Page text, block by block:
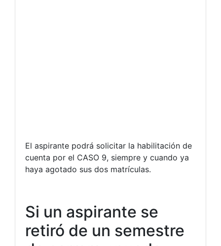
El aspirante podrá solicitar la habilitación de
cuenta por el CASO 9, siempre y cuando ya
haya agotado sus dos matrículas.
Si un aspirante se
retiró de un semestre